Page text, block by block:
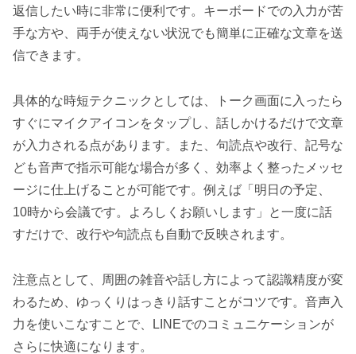
返信したい時に非常に便利です。キーボードでの入力が苦
手な方や、両手が使えない状況でも簡単に正確な文章を送
信できます。
具体的な時短テクニックとしては、トーク画面に入ったら
すぐにマイクアイコンをタップし、話しかけるだけで文章
が入力される点があります。また、句読点や改行、記号な
ども音声で指示可能な場合が多く、効率よく整ったメッセ
ージに仕上げることが可能です。例えば「明日の予定、
10時から会議です。よろしくお願いします」と一度に話
すだけで、改行や句読点も自動で反映されます。
注意点として、周囲の雑音や話し方によって認識精度が変
わるため、ゆっくりはっきり話すことがコツです。音声入
力を使いこなすことで、LINEでのコミュニケーションが
さらに快適になります。